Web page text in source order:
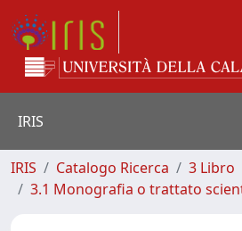
IRIS
IRIS Catalogo Ricerca
3 Libro
3.1 Monografia o trattato